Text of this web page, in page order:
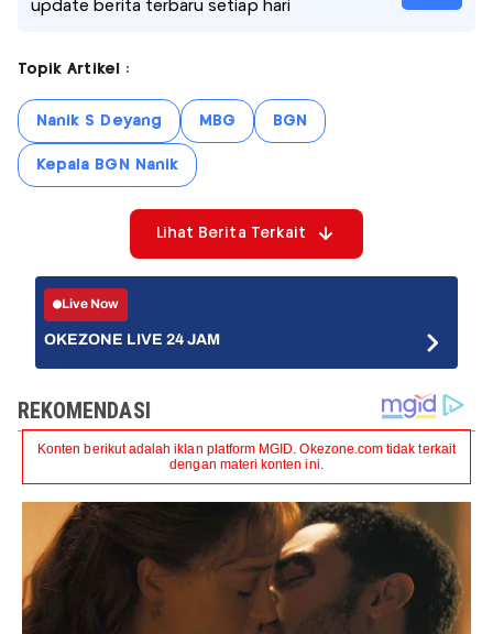
update berita terbaru setiap hari
Topik Artikel :
Nanik S Deyang MBG BGN
Kepala BGN Nanik
Lihat Berita Terkait
Live Now
OKEZONE LIVE 24 JAM